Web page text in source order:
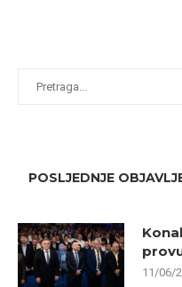
POSLJEDNJE
11/06/